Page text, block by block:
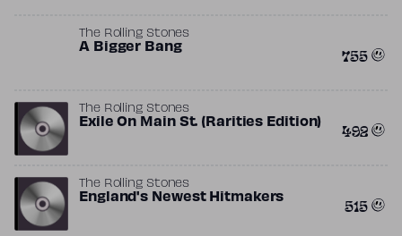
The Rolling Stones
A Bigger Bang 755
The Rolling Stones
Exile On Main St. (Rarities Edition) 492
The Rolling Stones
England's Newest Hitmakers 515